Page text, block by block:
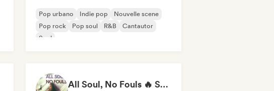
Pop urbano Indie pop
Nouvelle scene
Pop rock
Pop soul R&B
Cantautor
Soul
All Soul, No Fouls 🔥 Smooth Contemporary R&B & Neo Soul